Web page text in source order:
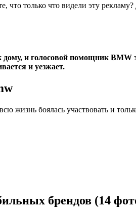
что только что видели эту
и голосовой помощник
и уезжает.
жизнь боялась участвовать и
брендов (14